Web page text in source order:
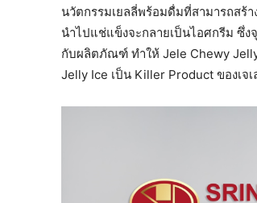
นวัตกรรมเยลลี่พร้อมดื่มที่สามารถสร้
นำไปแช่แข็งจะกลายเป็นไอศกรีม ซึ่
กับผลิตภัณฑ์ ทำให้ Jele Chewy
Jelly Ice เป็น Killer Product ของเจ